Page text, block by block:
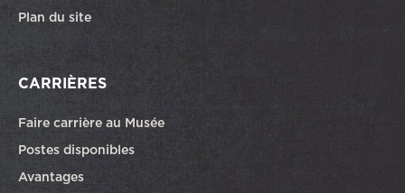
Plan du site
CARRIÈRES
Faire carrière au Musée
Postes disponiblesCe lien ouvrira dans une autre fenêtre
Avantages